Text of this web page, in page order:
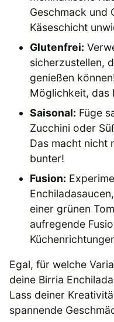
Geschmack und
Käseschicht
Glutenfrei:
sicherzustellen,
genießen
Möglichkeit, das
Saisonal: Füge
Zucchini oder
Das macht nicht
bunter!
Fusion:
einer grünen
aufregende
Egal, für welche
deine Birria
Lass deiner
spannende